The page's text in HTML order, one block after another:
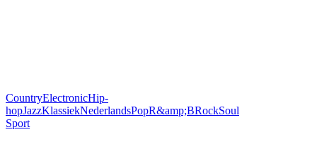
CountryElectronicHip-
hopJazzKlassiekNederlandsPopR&amp;BRockSoul
Sport